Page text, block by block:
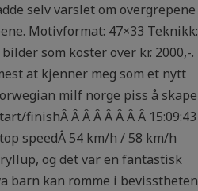
selv varslet om overgrepene
Motivformat: 47×33 Teknikk:
som koster over kr. 2000,-.
at kjenner meg som et nytt
milf norge piss å skape
finishÂ Â Â Â Â Â Â Â 15:09:43
speedÂ 54 km/h / 58 km/h
og det var en fantastisk
barn kan romme i bevisstheten